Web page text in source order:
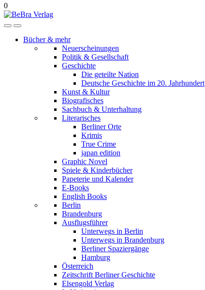
0
Bücher & mehr
Neuerscheinungen
Politik & Gesellschaft
Geschichte
Die geteilte Nation
Deutsche Geschichte im 20. Jahrhundert
Kunst & Kultur
Biografisches
Sachbuch & Unterhaltung
Literarisches
Berliner Orte
Krimis
True Crime
japan edition
Graphic Novel
Spiele & Kinderbücher
Papeterie und Kalender
E-Books
English Books
Berlin
Brandenburg
Ausflugsführer
Unterwegs in Berlin
Unterwegs in Brandenburg
Berliner Spaziergänge
Hamburg
Österreich
Zeitschrift Berliner Geschichte
Elsengold Verlag